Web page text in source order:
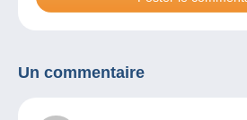
Un commentaire